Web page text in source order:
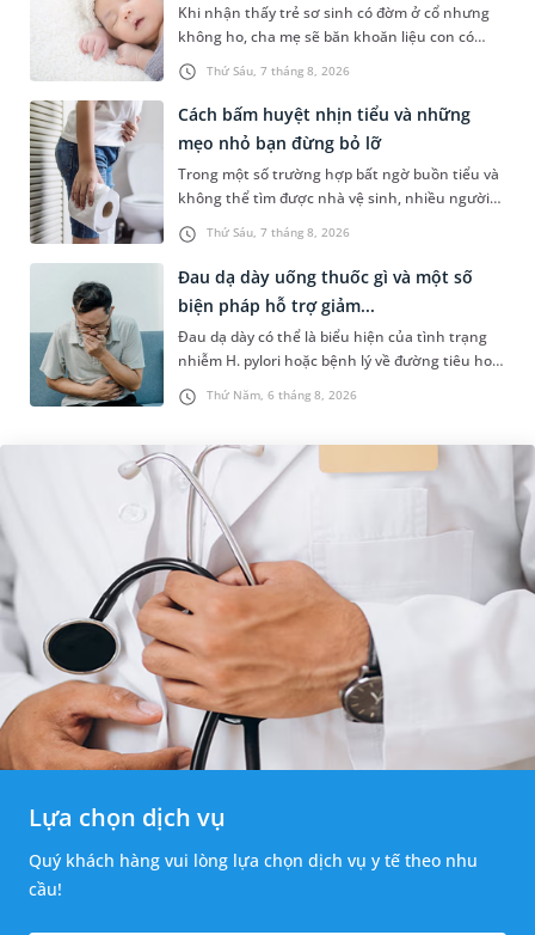
Thứ Sáu, 7 tháng 8, 2026
Khi nhận thấy trẻ sơ sinh có đờm ở cổ nhưng
không ho, cha mẹ sẽ băn khoăn liệu con có
đang mắc bệnh đường hô hấp hay không.
Những chia sẻ dưới đây sẽ giúp ch...
Thứ Sáu, 7 tháng 8, 2026
Cách bấm huyệt nhịn tiểu và những
mẹo nhỏ bạn đừng bỏ lỡ
Trong một số trường hợp bất ngờ buồn tiểu và
không thể tìm được nhà vệ sinh, nhiều người
đã áp dụng phương pháp bấm huyệt nhịn tiểu.
Vậy cách bấm huyệt nhịn...
Thứ Năm, 6 tháng 8, 2026
Đau dạ dày uống thuốc gì và một số
biện pháp hỗ trợ giảm...
Đau dạ dày có thể là biểu hiện của tình trạng
nhiễm H. pylori hoặc bệnh lý về đường tiêu hoá
khác. Dựa theo nguyên nhân cụ thể, bác sĩ sẽ
cân nhắc chỉ định p...
Lựa chọn dịch vụ
Quý khách hàng vui lòng lựa chọn dịch vụ y tế theo nhu
cầu!